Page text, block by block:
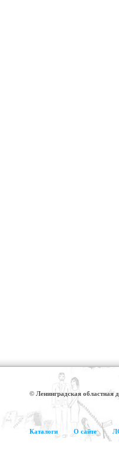
© Ленинградская областная
Каталоги О сайте